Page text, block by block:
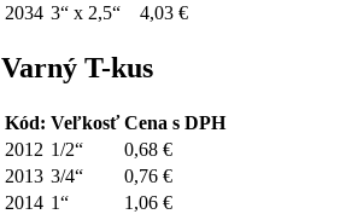
2034 3“ x 2,5“ 4,03 €
Varný T-kus
Kód: Veľkosť Cena s DPH
2012 1/2“
0,68 €
2013 3/4“
0,76 €
2014 1“
1,06 €